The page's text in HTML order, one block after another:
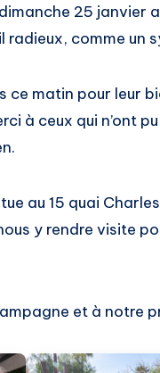
25 janvier
radieux, comme un
ce matin pour leur
à ceux qui n’ont
au 15 quai
y rendre visite
et à notre